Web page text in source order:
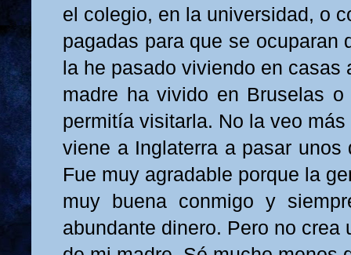
el colegio, en la universidad, o
pagadas para que se ocuparan
la he pasado viviendo en casas
madre ha vivido en Bruselas
permitía visitarla. No la veo
viene a Inglaterra a pasar unos
Fue muy agradable porque la
muy buena conmigo y
abundante dinero. Pero no crea